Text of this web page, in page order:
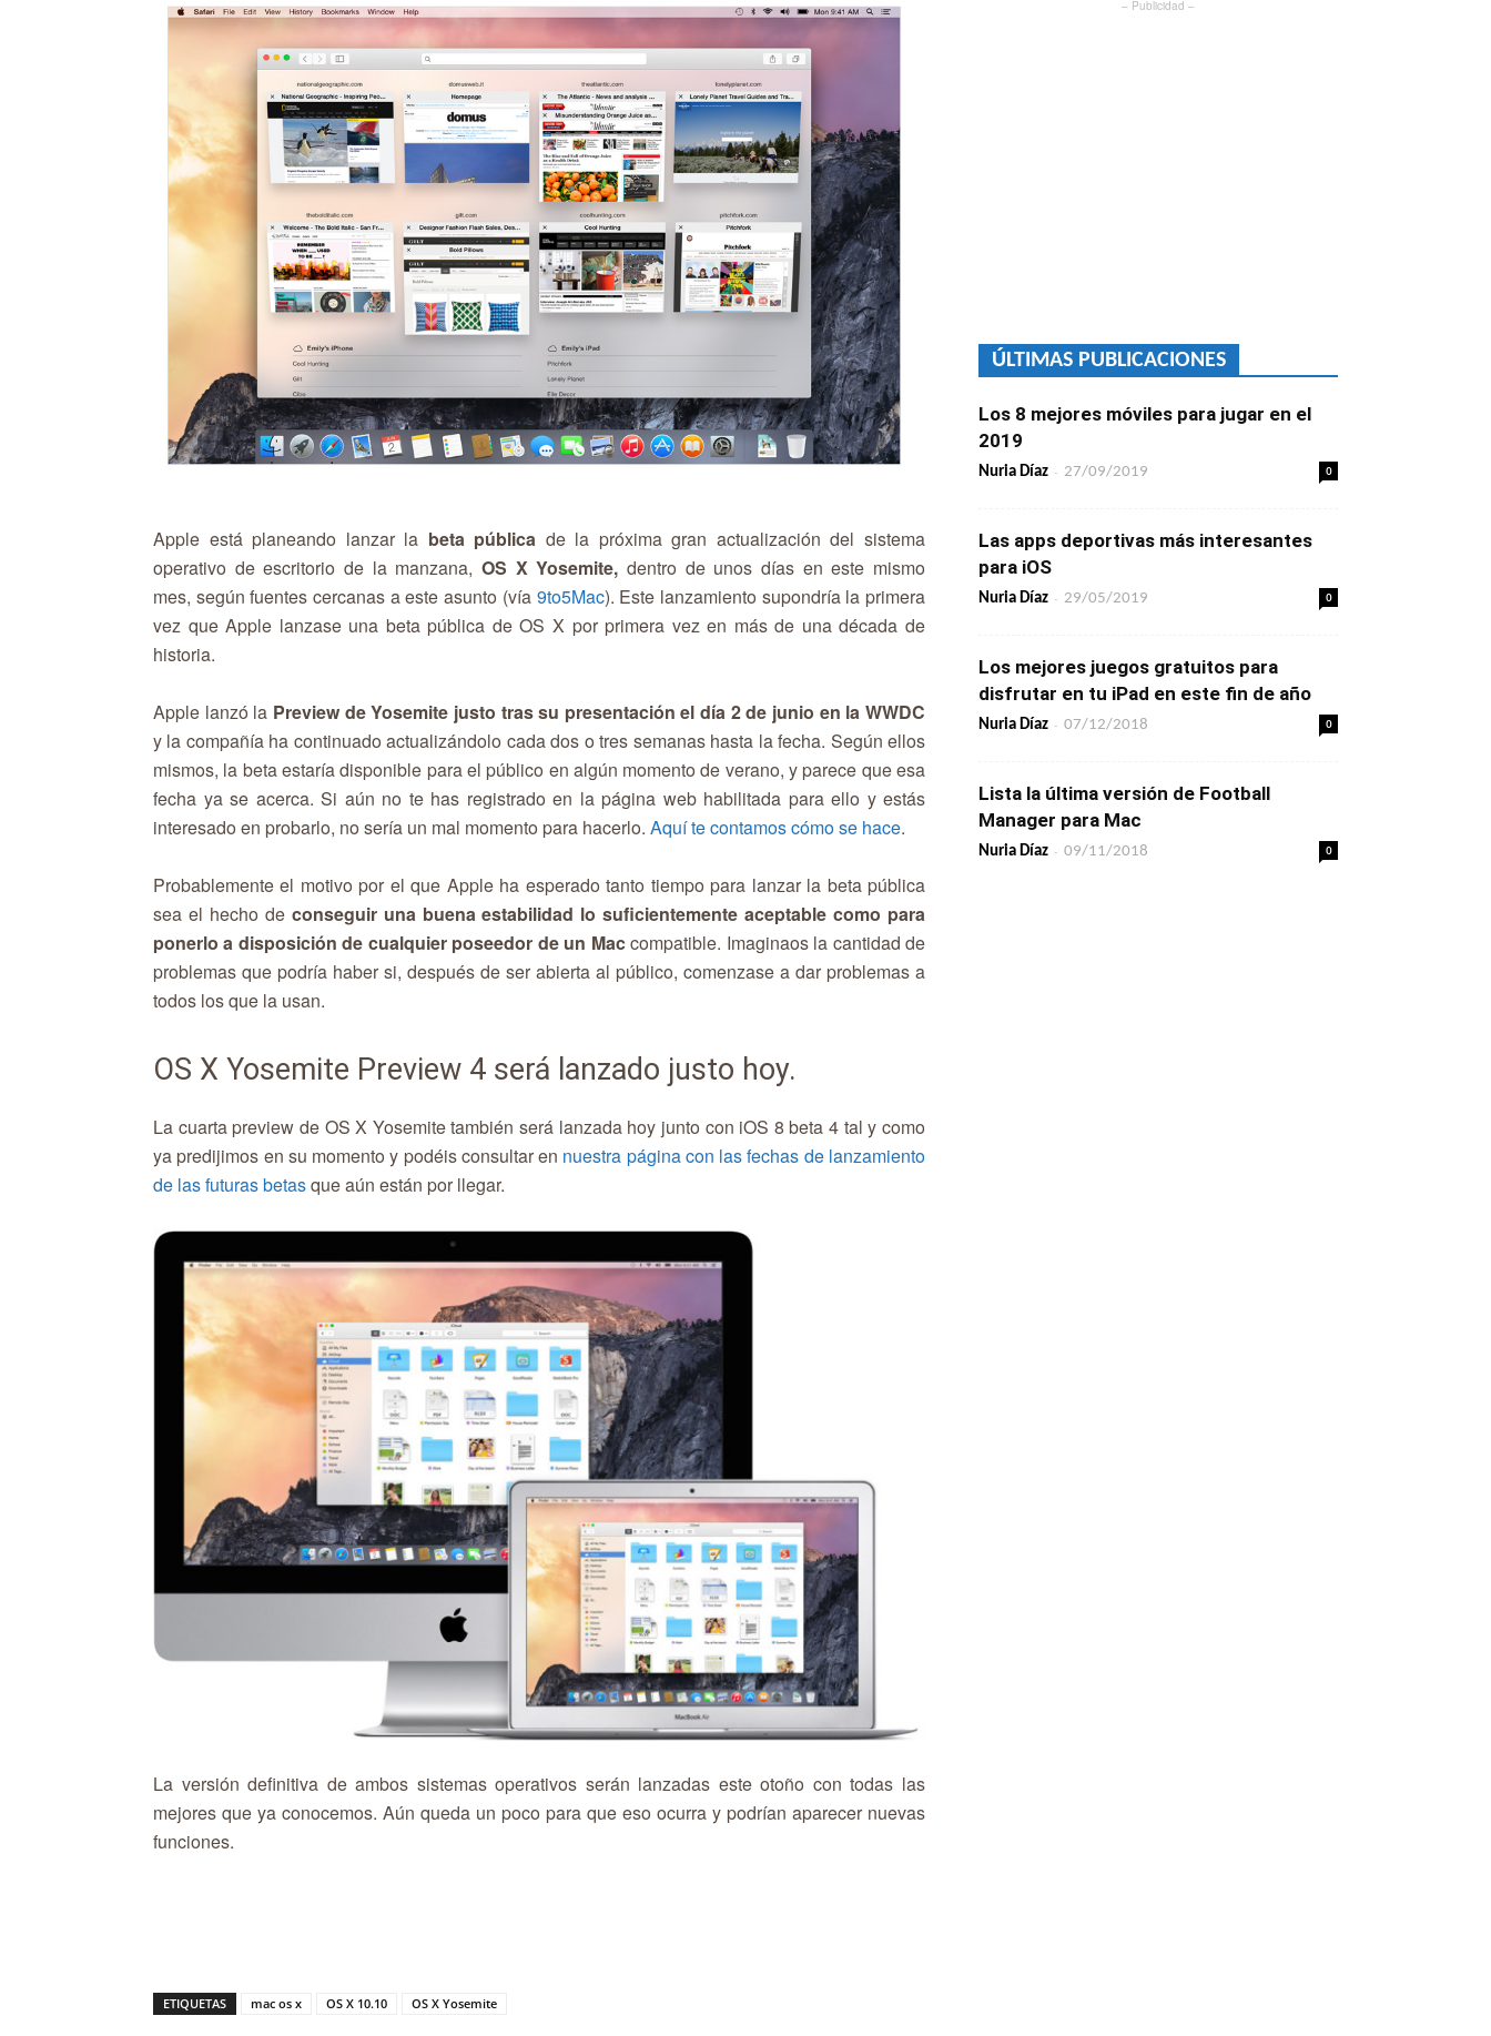
Apple está planeando lanzar la beta pública de la próxima gran actualización del sistema
operativo de escritorio de la manzana, OS X Yosemite, dentro de unos días en este mismo
mes, según fuentes cercanas a este asunto (vía 9to5Mac). Este lanzamiento supondría la primera
vez que Apple lanzase una beta pública de OS X por primera vez en más de una década de
historia.
Apple lanzó la Preview de Yosemite justo tras su presentación el día 2 de junio en la WWDC
y la compañía ha continuado actualizándolo cada dos o tres semanas hasta la fecha. Según ellos
mismos, la beta estaría disponible para el público en algún momento de verano, y parece que esa
fecha ya se acerca. Si aún no te has registrado en la página web habilitada para ello y estás
interesado en probarlo, no sería un mal momento para hacerlo. Aquí te contamos cómo se hace.
Probablemente el motivo por el que Apple ha esperado tanto tiempo para lanzar la beta pública
sea el hecho de conseguir una buena estabilidad lo suficientemente aceptable como para
ponerlo a disposición de cualquier poseedor de un Maccompatible. Imaginaos la cantidad de
problemas que podría haber si, después de ser abierta al público, comenzase a dar problemas a
todos los que la usan.
OS X Yosemite Preview 4 será lanzado justo hoy.
La cuarta preview de OS X Yosemite también será lanzada hoy junto con iOS 8 beta 4 tal y como
ya predijimos en su momento y podéis consultar en nuestra página con las fechas de lanzamiento
de las futuras betasque aún están por llegar.
La versión definitiva de ambos sistemas operativos serán lanzadas este otoño con todas las
mejores que ya conocemos. Aún queda un poco para que eso ocurra y podrían aparecer nuevas
funciones.
ETIQUETAS mac os x OS X 10.10 OS X Yosemite
– Publicidad –
ÚLTIMAS PUBLICACIONES
Los 8 mejores móviles para jugar en el
2019
Nuria Díaz - 27/09/2019 0
Las apps deportivas más interesantes
para iOS
Nuria Díaz - 29/05/2019 0
Los mejores juegos gratuitos para
disfrutar en tu iPad en este fin de año
Nuria Díaz - 07/12/2018 0
Lista la última versión de Football
Manager para Mac
Nuria Díaz - 09/11/2018 0